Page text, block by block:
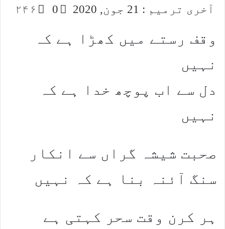
آخری ترمیم : 21 جون, 2020
0 ۲۴۶
وقف رستے میں کھڑا ہے کہ
نہیں
دل سے اب پوچھ خدا ہے کہ
نہیں
صحبت شیشہ گراں سے انکار
سنگ آئنہ بنا ہے کہ نہیں
ہر کرن وقت سحر کہتی ہے